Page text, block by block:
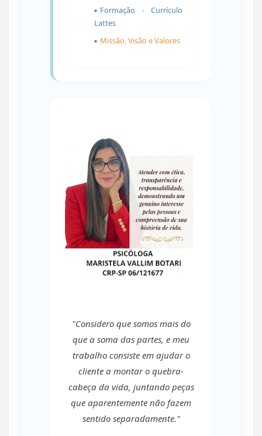
Formação - Currículo
Lattes
Missão, Visão e Valores
"Considero que somos mais do
que a soma das partes, e meu
trabalho consiste em ajudar o
cliente a montar o quebra-
cabeça da vida, juntando peças
que aparentemente não fazem
sentido separadamente."